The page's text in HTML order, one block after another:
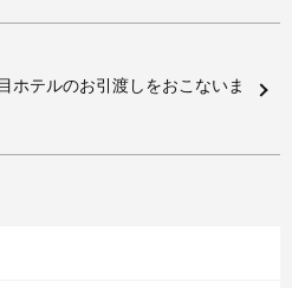
ホテルのお引渡しをおこないま